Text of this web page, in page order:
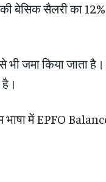
बेसिक सैलरी का 12%
भी जमा किया जाता
में EPFO